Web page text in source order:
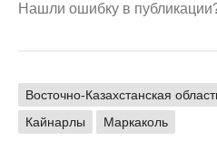
Нашли ошибку в
Восточно-Казахстанская
Кайнарлы
Маркаколь